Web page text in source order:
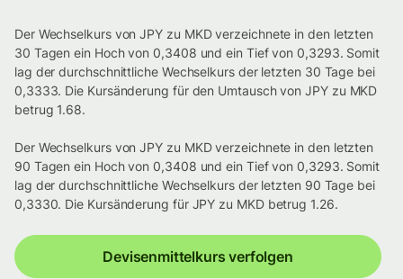
Der Wechselkurs von JPY zu MKD verzeichnete in den letzten
30 Tagen ein Hoch von 0,3408 und ein Tief von 0,3293. Somit
lag der durchschnittliche Wechselkurs der letzten 30 Tage bei
0,3333. Die Kursänderung für den Umtausch von JPY zu MKD
betrug 1.68.
Der Wechselkurs von JPY zu MKD verzeichnete in den letzten
90 Tagen ein Hoch von 0,3408 und ein Tief von 0,3293. Somit
lag der durchschnittliche Wechselkurs der letzten 90 Tage bei
0,3330. Die Kursänderung für JPY zu MKD betrug 1.26.
Devisenmittelkurs verfolgen